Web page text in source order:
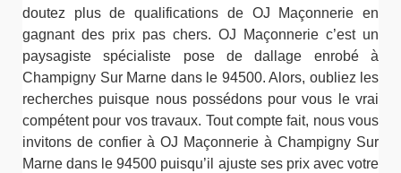
doutez plus de qualifications de OJ Maçonnerie en
gagnant des prix pas chers. OJ Maçonnerie c’est un
paysagiste spécialiste pose de dallage enrobé à
Champigny Sur Marne dans le 94500. Alors, oubliez les
recherches puisque nous possédons pour vous le vrai
compétent pour vos travaux. Tout compte fait, nous vous
invitons de confier à OJ Maçonnerie à Champigny Sur
Marne dans le 94500 puisqu’il ajuste ses prix avec votre